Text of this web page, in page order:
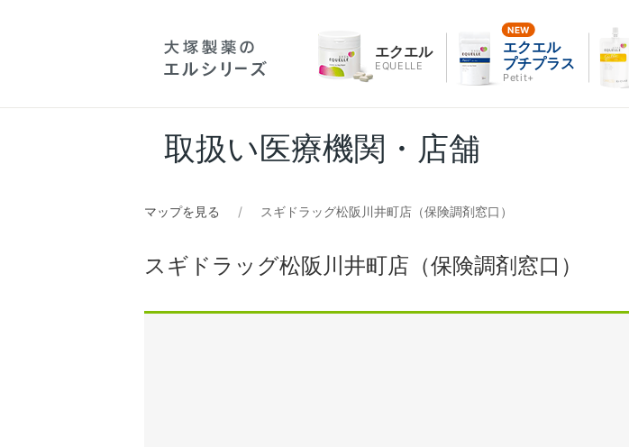
エクエル
EQUELLE
エクエル
プチプラス
Petit+
取扱い医療機関・店舗
マップを見る スギドラッグ松阪川井町店（保険調剤窓口）
スギドラッグ松阪川井町店（保険調剤窓口）